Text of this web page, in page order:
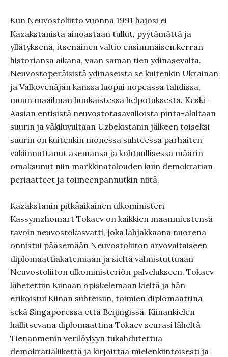
Kun Neuvostoliitto vuonna 1991 hajosi ei
Kazakstanista ainoastaan tullut, pyytämättä ja
yllätyksenä, itsenäinen valtio ensimmäisen kerran
historiansa aikana, vaan saman tien ydinasevalta.
Neuvostoperäisistä ydinaseista se kuitenkin Ukrainan
ja Valkovenäjän kanssa luopui nopeassa tahdissa,
muun maailman huokaistessa helpotuksesta. Keski-
Aasian entisistä neuvostotasavalloista pinta-alaltaan
suurin ja väkiluvultaan Uzbekistanin jälkeen toiseksi
suurin on kuitenkin monessa suhteessa parhaiten
vakiinnuttanut asemansa ja kohtuullisessa määrin
omaksunut niin markkinatalouden kuin demokratian
periaatteet ja toimeenpannutkin niitä.
Kazakstanin pitkäaikainen ulkoministeri
Kassymzhomart Tokaev on kaikkien maanmiestensä
tavoin neuvostokasvatti, joka lahjakkaana nuorena
onnistui pääsemään Neuvostoliiton arvovaltaiseen
diplomaattiakatemiaan ja sieltä valmistuttuaan
Neuvostoliiton ulkoministeriön palvelukseen. Tokaev
lähetettiin Kiinaan opiskelemaan kieltä ja hän
erikoistui Kiinan suhteisiin, toimien diplomaattina
sekä Singaporessa että Beijingissä. Kiinankielen
hallitsevana diplomaattina Tokaev seurasi läheltä
Tienanmenin verilöylyyn tukahdutettua
demokratialiikettä ja kirjoittaa mielenkiintoisesti ja